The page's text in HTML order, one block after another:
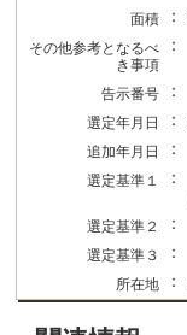
面積 ：
その他参考となるべ
き事項
：
告示番号 ：
選定年月日 ：
追加年月日
：
選定基準１ ：
選定基準２
：
選定基準３ ：
所在地 ：